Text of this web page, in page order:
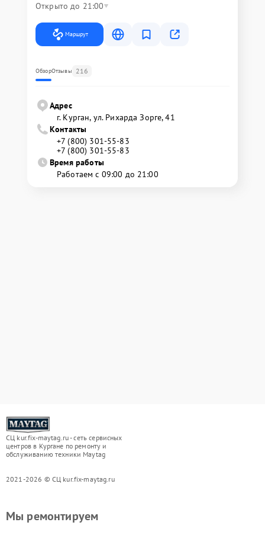
Открыто до 21:00
Маршрут
ОбзорОтзывы 216
Адрес
г. Курган, ул. Рихарда Зорге, 41
Контакты
+7 (800) 301-55-83
+7 (800) 301-55-83
Время работы
Работаем с 09:00 до 21:00
СЦ kur.fix-maytag.ru - сеть сервисных
центров в Кургане по ремонту и
обслуживанию техники Maytag
2021-2026 © СЦ kur.fix-maytag.ru
Мы ремонтируем